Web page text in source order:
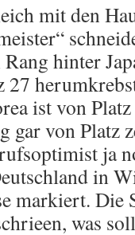
mit den
hinter
27
ist von
gar von Platz
ja
in
markiert. Die
was